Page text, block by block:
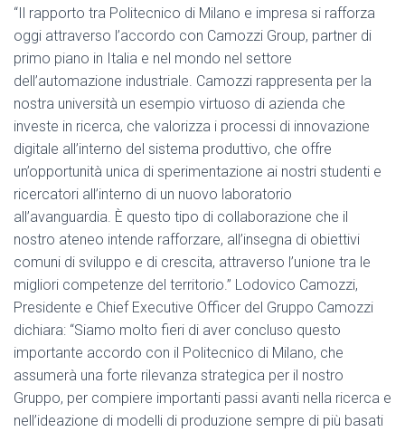
“Il rapporto tra Politecnico di Milano e impresa si rafforza
oggi attraverso l’accordo con Camozzi Group, partner di
primo piano in Italia e nel mondo nel settore
dell’automazione industriale. Camozzi rappresenta per la
nostra università un esempio virtuoso di azienda che
investe in ricerca, che valorizza i processi di innovazione
digitale all’interno del sistema produttivo, che offre
un’opportunità unica di sperimentazione ai nostri studenti e
ricercatori all’interno di un nuovo laboratorio
all’avanguardia. È questo tipo di collaborazione che il
nostro ateneo intende rafforzare, all’insegna di obiettivi
comuni di sviluppo e di crescita, attraverso l’unione tra le
migliori competenze del territorio.” Lodovico Camozzi,
Presidente e Chief Executive Officer del Gruppo Camozzi
dichiara: “Siamo molto fieri di aver concluso questo
importante accordo con il Politecnico di Milano, che
assumerà una forte rilevanza strategica per il nostro
Gruppo, per compiere importanti passi avanti nella ricerca e
nell’ideazione di modelli di produzione sempre di più basati